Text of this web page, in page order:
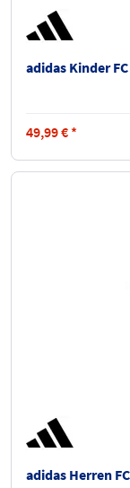
adidas Kinder
49,99€ *
adidas Herren